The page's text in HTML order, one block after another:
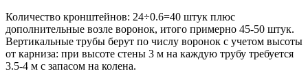
Количество кронштейнов: 24÷0.6=40 штук плюс
дополнительные возле воронок, итого примерно 45-50 штук.
Вертикальные трубы берут по числу воронок с учетом высоты
от карниза: при высоте стены 3 м на каждую трубу требуется
3.5-4 м с запасом на колена.